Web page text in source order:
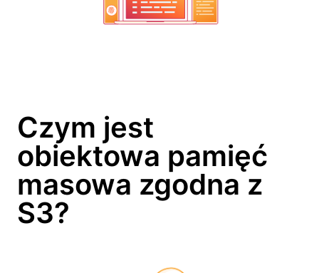
Czym jest
obiektowa pamięć
masowa zgodna z
S3?